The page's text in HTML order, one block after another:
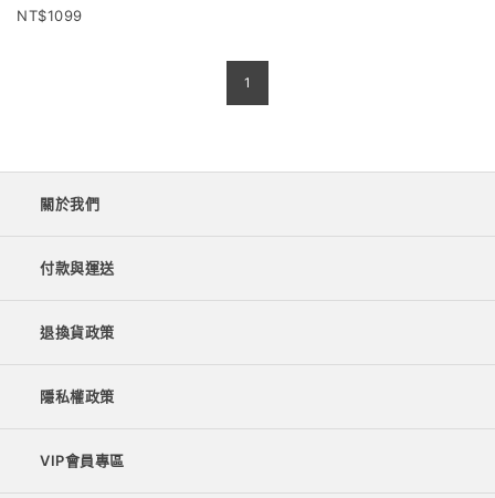
1099
1
關於我們
付款與運送
退換貨政策
隱私權政策
VIP會員專區